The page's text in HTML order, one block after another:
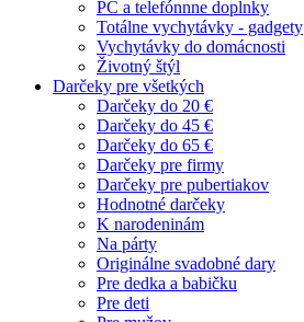
PC a telefónnne doplnky
Totálne vychytávky - gadgety
Vychytávky do domácnosti
Životný štýl
Darčeky pre všetkých
Darčeky do 20 €
Darčeky do 45 €
Darčeky do 65 €
Darčeky pre firmy
Darčeky pre pubertiakov
Hodnotné darčeky
K narodeninám
Na párty
Originálne svadobné dary
Pre dedka a babičku
Pre deti